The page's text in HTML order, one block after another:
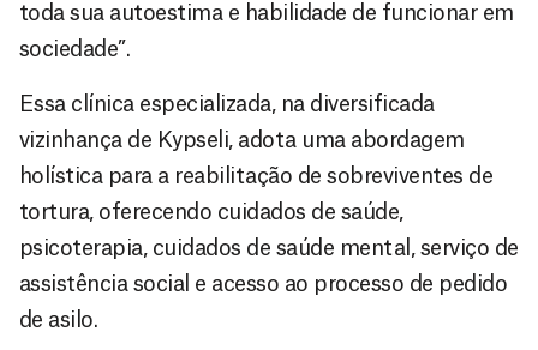
toda sua autoestima e habilidade de funcionar em
sociedade”.
Essa clínica especializada, na diversificada
vizinhança de Kypseli, adota uma abordagem
holística para a reabilitação de sobreviventes de
tortura, oferecendo cuidados de saúde,
psicoterapia, cuidados de saúde mental, serviço de
assistência social e acesso ao processo de pedido
de asilo.